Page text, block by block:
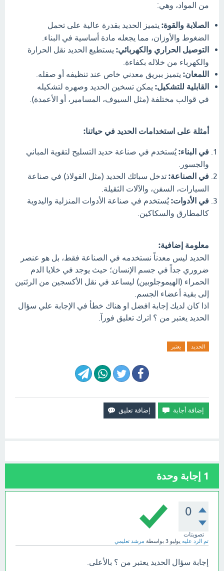
من المواد، وهي:
الصلابة والقوة: يتميز الحديد بقدرة عالية على تحمل
الضغوط والأوزان، مما يجعله مادة أساسية في البناء.
التوصيل الحراري والكهربائي: يستطيع الحديد نقل الحرارة
والكهرباء من خلاله بكفاءة.
اللمعان: يتميز ببريق معدني خاص عند تنظيفه أو صقله.
القابلية للتشكيل: يمكن تسخين الحديد وصهره لتشكيله
في قوالب مختلفة (مثل السيوف، المسامير، أو الأعمدة).
أمثلة على استخدامات الحديد في حياتنا:
في البناء:يُستخدم في صناعة حديد التسليح لتقوية المباني
والجسور.
في الصناعة: تدخل سبائك الحديد (مثل الفولاذ) في صناعة
السيارات، السفن، والآلات الثقيلة.
في الأدوات:يُستخدم في صناعة الأدوات المنزلية واليدوية
كالمطارق والسكاكين.
معلومة إضافية:
الحديد ليس معدناً نستخدمه في الصناعة فقط، بل هو عنصر
ضروري جداً في جسم الإنسان؛ حيث يوجد في خلايا الدم
الحمراء (الهيموجلوبين) ليساعد في نقل الأكسجين من الرئتين
إلى بقية أعضاء الجسم.
اذا كان لديك إجابة افضل او هناك خطأ في الإجابة علي سؤال
الحديد يعتبر من ؟ اترك تعليق فورآ.
الحديد يعتبر
1 إجابة وحدة
0
تصويتات
تم الرد عليه يوليو 3 بواسطة مرشد تعليمي
إجابة سؤال الحديد يعتبر من ؟ بالأعلى.